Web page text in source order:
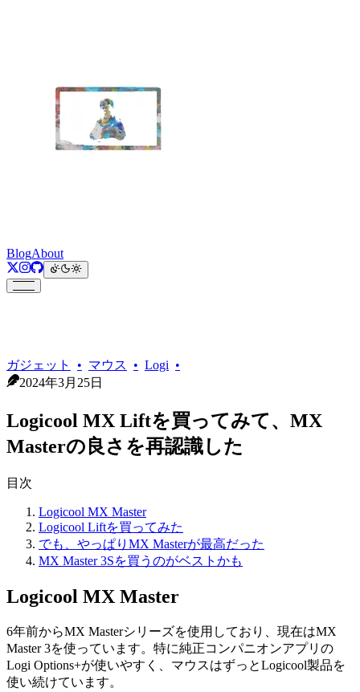
BlogAbout
ガジェット マウス
Logi
2024年3月25日
Logicool MX Liftを買ってみて、MX
Masterの良さを再認識した
目次
Logicool MX Master
Logicool Liftを買ってみた
でも、やっぱりMX Masterが最高だった
MX Master 3Sを買うのがベストかも
Logicool MX Master
6年前からMX Masterシリーズを使用しており、現在はMX
Master 3を使っています。特に純正コンパニオンアプリの
Logi Options+が使いやすく、マウスはずっとLogicool製品を
使い続けています。